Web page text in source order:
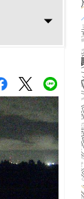
arrow_drop_down